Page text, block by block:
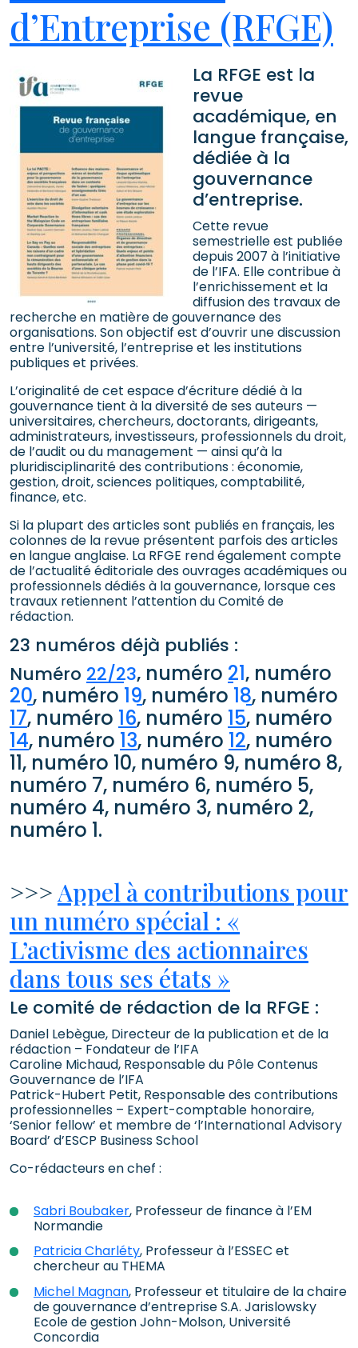
d’Entreprise (RFGE)
La RFGE est la
revue
académique, en
langue française,
dédiée à la
gouvernance
d’entreprise.
Cette revue
semestrielle est publiée
depuis 2007 à l’initiative
de l’IFA. Elle contribue à
l’enrichissement et la
diffusion des travaux de
recherche en matière de gouvernance des
organisations. Son objectif est d’ouvrir une discussion
entre l’université, l’entreprise et les institutions
publiques et privées.
L’originalité de cet espace d’écriture dédié à la
gouvernance tient à la diversité de ses auteurs —
universitaires, chercheurs, doctorants, dirigeants,
administrateurs, investisseurs, professionnels du droit,
de l’audit ou du management — ainsi qu’à la
pluridisciplinarité des contributions : économie,
gestion, droit, sciences politiques, comptabilité,
finance, etc.
Si la plupart des articles sont publiés en français, les
colonnes de la revue présentent parfois des articles
en langue anglaise. La RFGE rend également compte
de l’actualité éditoriale des ouvrages académiques ou
professionnels dédiés à la gouvernance, lorsque ces
travaux retiennent l’attention du Comité de
rédaction.
23 numéros déjà publiés :
Numéro22/23, numéro21, numéro
20, numéro 19, numéro 18, numéro
17, numéro16, numéro15, numéro
14, numéro13, numéro12, numéro
11, numéro 10, numéro 9, numéro 8,
numéro 7, numéro 6, numéro 5,
numéro 4, numéro 3, numéro 2,
numéro 1.
>>> Appel à contributions pour
un numéro spécial : «
L’activisme des actionnaires
dans tous ses états »
Le comité de rédaction de la RFGE :
Daniel Lebègue, Directeur de la publication et de la
rédaction – Fondateur de l’IFA
Caroline Michaud, Responsable du Pôle Contenus
Gouvernance de l’IFA
Patrick-Hubert Petit, Responsable des contributions
professionnelles – Expert-comptable honoraire,
‘Senior fellow’ et membre de ‘l’International Advisory
Board’ d’ESCP Business School
Co-rédacteurs en chef :
Sabri Boubaker, Professeur de finance à l’EM
Normandie
Patricia Charléty, Professeur à l’ESSEC et
chercheur au THEMA
Michel Magnan, Professeur et titulaire de la chaire
de gouvernance d’entreprise S.A. Jarislowsky
Ecole de gestion John-Molson, Université
Concordia